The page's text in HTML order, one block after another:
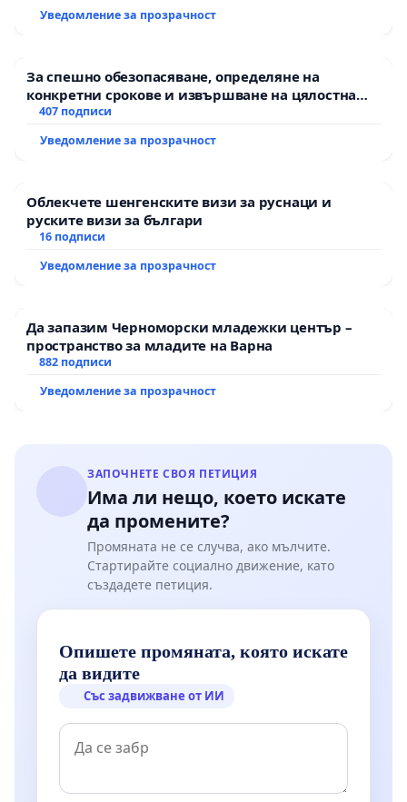
Уведомление за прозрачност
За спешно обезопасяване, определяне на
конкретни срокове и извършване на цялостна
рехабилитация на републиканския път между
Мирово - к.к. Момин проход
407 подписи
Уведомление за прозрачност
Облекчете шенгенските визи за руснаци и
руските визи за българи
16 подписи
Уведомление за прозрачност
Да запазим Черноморски младежки център –
пространство за младите на Варна
882 подписи
Уведомление за прозрачност
ЗАПОЧНЕТЕ СВОЯ ПЕТИЦИЯ
Има ли нещо, което искате
да промените?
Промяната не се случва, ако мълчите.
Стартирайте социално движение, като
създадете петиция.
Опишете промяната, която искате
да видите
Със задвижване от ИИ